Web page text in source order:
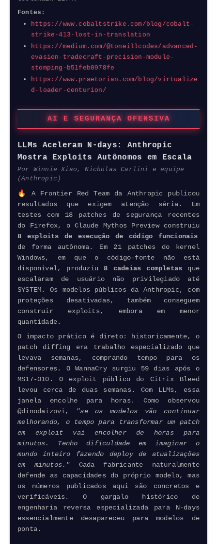
Fontes:
https://www.cobaltstrike.com/blog/cobalt-
strike-413-lost-in-translation
https://medium.com/@toneillcodes/advanced-
evasion-tradecraft-precision-module-
stomping-b51feb0978fe
https://www.praetorian.com/blog/virtualize
d-loader-centurion/
AI E SEGURANÇA OFENSIVA
LLMs Aceleram N-days: Anthropic
Mostra
Exploits Autônomos em Escala
Por Winnie Xiao, Nicholas Carlini e equipe
(Anthropic )
🔥 A Frontier Red Team da Anthropic publicou
resultados que exigem atenção séria. Em
testes com 18 patches de segurança recentes
do Firefox, o Claude Mythos Preview construiu
8 exploits de execução de código funcionais
de forma autônoma. Em 21 patches do kernel
Windows, em que o código-fonte não está
disponível, produziu 8 cadeias completas que
escalaram de usuário não privilegiado até
SYSTEM. Os modelos públicos daAnthropic, com
proteções desativadas, também conseguem
construir exploits, embora em menor
quantidade.
O impacto prático é direto: historicamente, o
patch diffing era trabalho especializado que
levava semanas, comprando tempo para os
defensores. O WannaCry surgiu 59 dias após o
MS17-010. O exploit público do Citrix Bleed
levou cerca de duas semanas. Com LLMs, essa
janela encolhe para horas. Como observou
@dinodaizovi,
"se os modelos vão continuar
melhorando, o tempo para transformar um patch
em exploit vai encolher de horas para
minutos. Tenho dificuldade em imaginar o
mundo inteiro fazendo deploy de atualizações
em minutos." Cada fabricante naturalmente
defende as capacidades do próprio modelo, mas
os números publicados aqui são concretos e
verificáveis. O gargalo histórico de
engenharia reversa especializada para N-days
essencialmente desapareceu para modelos de
ponta.